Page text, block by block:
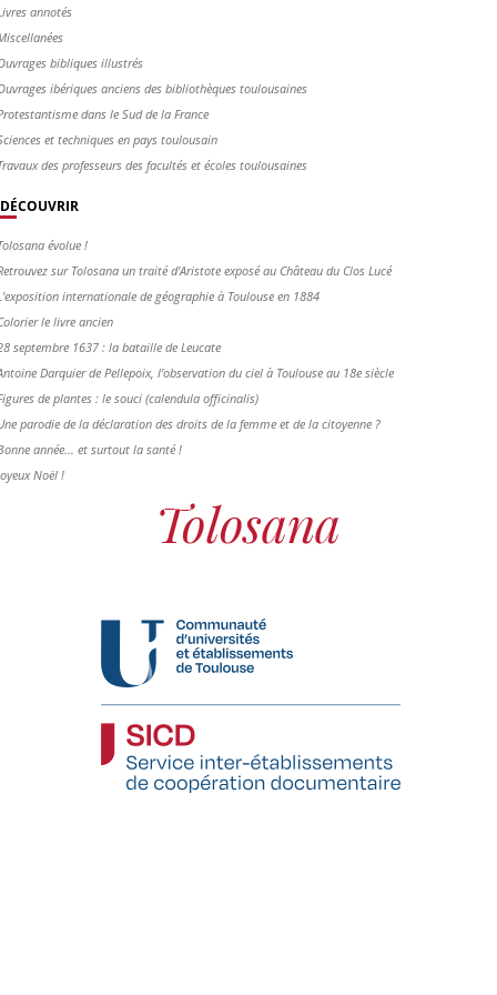
annotés
bibliques illustrés
ibériques anciens des bibliothèques toulousaines
dans le Sud de la France
et techniques en pays toulousain
des professeurs des facultés et écoles toulousaines
DÉCOUVRIR
évolue !
sur Tolosana un traité d'Aristote exposé au Château du Clos Lucé
internationale de géographie à Toulouse en 1884
le livre ancien
septembre 1637 : la bataille de Leucate
Darquier de Pellepoix, l’observation du ciel à Toulouse au 18e siècle
de plantes : le souci (calendula officinalis)
parodie de la déclaration des droits de la femme et de la citoyenne ?
année... et surtout la santé !
Noël !